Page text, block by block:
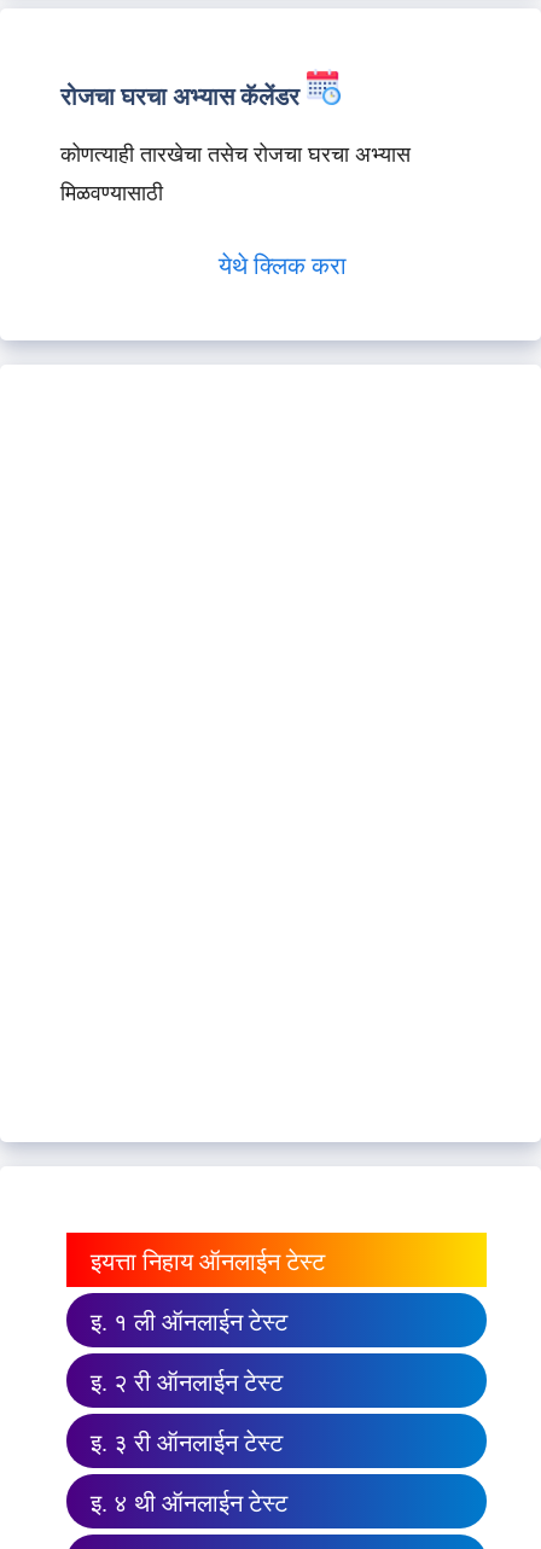
रोजचा घरचा अभ्यास कॅलेंडर
कोणत्याही तारखेचा तसेच रोजचा घरचा अभ्यास
मिळवण्यासाठी
येथे क्लिक करा
इयत्ता निहाय ऑनलाईन टेस्ट
इ. १ ली ऑनलाईन टेस्ट
इ. २ री ऑनलाईन टेस्ट
इ. ३ री ऑनलाईन टेस्ट
इ. ४ थी ऑनलाईन टेस्ट